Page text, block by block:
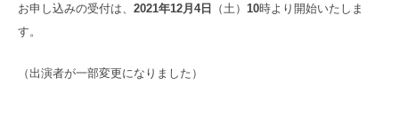
お申し込みの受付は、 2021年12月4日 （土） 10時より開始いたしま
す。
（出演者が一部変更になりました）